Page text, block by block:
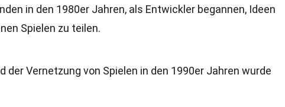
in den 1980er Jahren, als Entwickler begannen, Ideen
Spielen zu teilen.
der Vernetzung von Spielen in den 1990er Jahren wurde